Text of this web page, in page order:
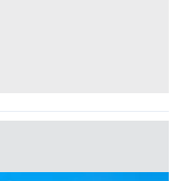
amaçlarıyla
yer alan panel